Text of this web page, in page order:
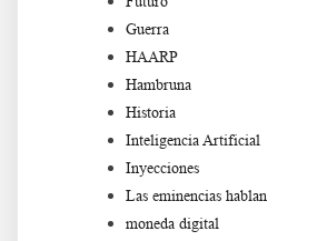
Guerra
HAARP
Hambruna
Historia
Inteligencia Artificial
Inyecciones
Las eminencias hablan
moneda digital